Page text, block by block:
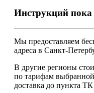
Инструкций пока
Мы предоставляем
адреса в Санкт-
В другие регионы
по тарифам
доставка до пункта